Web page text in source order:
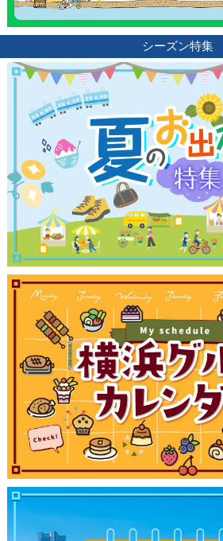
シーズン特集
観光ガイド
ランキング
ブログ記事
サイトについて